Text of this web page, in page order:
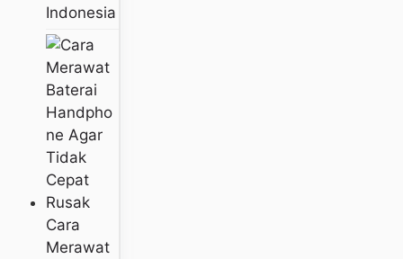
Indonesia
Cara
Merawat